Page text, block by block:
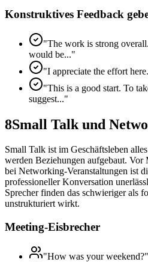
Konstruktives Feedback
"The work is strong
would be..."
"I appreciate the effort
"This is a good start. To
suggest..."
8Small Talk und
Small Talk ist im Geschäftsleben
werden Beziehungen aufgebaut. Vor
bei Networking-Veranstaltungen ist
professioneller Konversation
Sprecher finden das schwieriger als
unstrukturiert wirkt.
Meeting-Eisbrecher
"How was your